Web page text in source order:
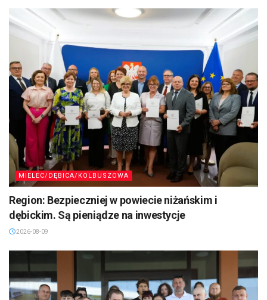
MIELEC/DĘBICA/KOLBUSZOWA
Region: Bezpieczniej w powiecie niżańskim i
dębickim. Są pieniądze na inwestycje
2026-08-09